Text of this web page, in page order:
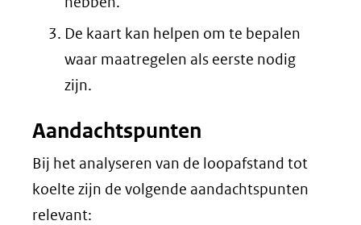
De kaart kan helpen om te bepalen
waar maatregelen als eerste nodig
zijn.
Aandachtspunten
Bij het analyseren van de loopafstand tot
koelte zijn de volgende aandachtspunten
relevant: